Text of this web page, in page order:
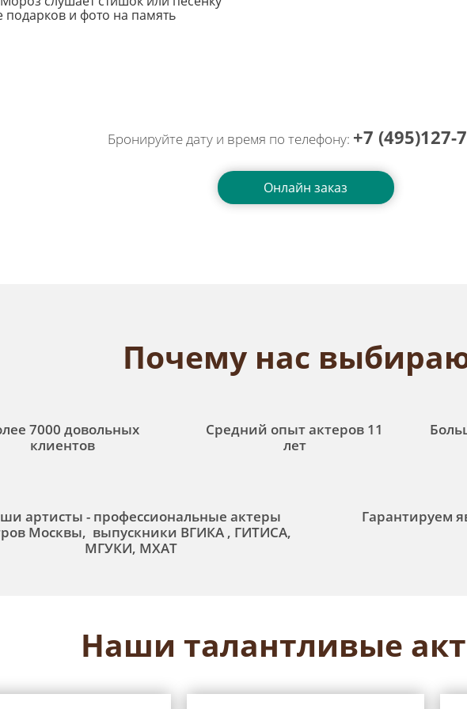
и фото на память
Бронируйте дату и время по телефону: +7 (495)127-
Онлайн заказ
Почему нас
7000 довольных
клиентов
Средний опыт актеров 11
лет
артисты - профессиональные актеры
Москвы, выпускники ВГИКА , ГИТИСА,
МГУКИ, МХАТ
Гарантируем
Наши талантливые